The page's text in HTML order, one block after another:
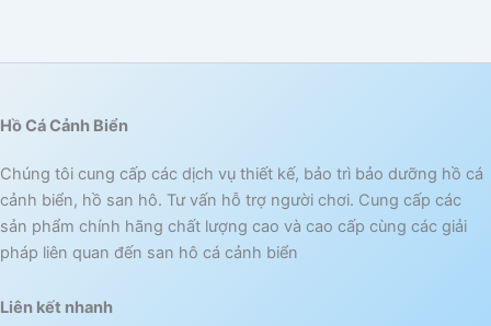
Hồ Cá Cảnh Biển
Chúng tôi cung cấp các dịch vụ thiết kế, bảo trì bảo dưỡng hồ cá
cảnh biển, hồ san hô. Tư vấn hỗ trợ người chơi. Cung cấp các
sản phẩm chính hãng chất lượng cao và cao cấp cùng các giải
pháp liên quan đến san hô cá cảnh biển
Liên kết nhanh